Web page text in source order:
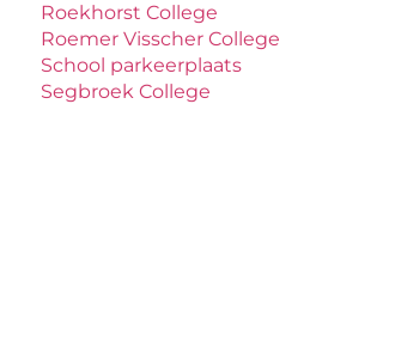
Roekhorst College
Roemer Visscher College
School parkeerplaats
Segbroek College